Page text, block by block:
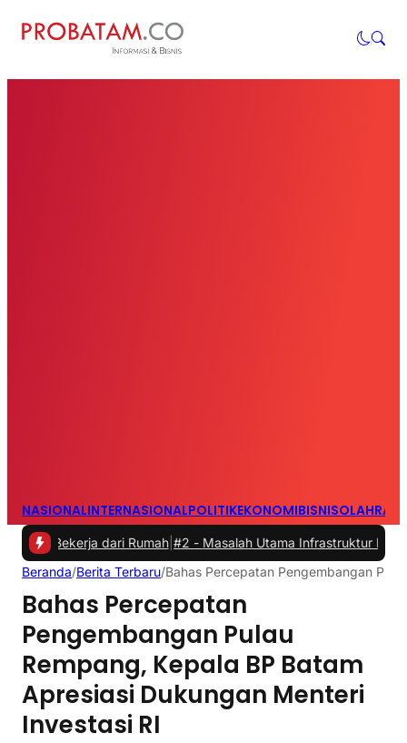
NASIONALINTERNASIONALPOLITIKEKONOMIBISNIS
dari Rumah|#2 -Masalah Utama Infrastruktur Pengisian
Beranda/Berita Terbaru/Bahas Percepatan Pengembangan
Bahas Percepatan
Pengembangan Pulau
Rempang, Kepala BP Batam
Apresiasi Dukungan Menteri
Investasi RI